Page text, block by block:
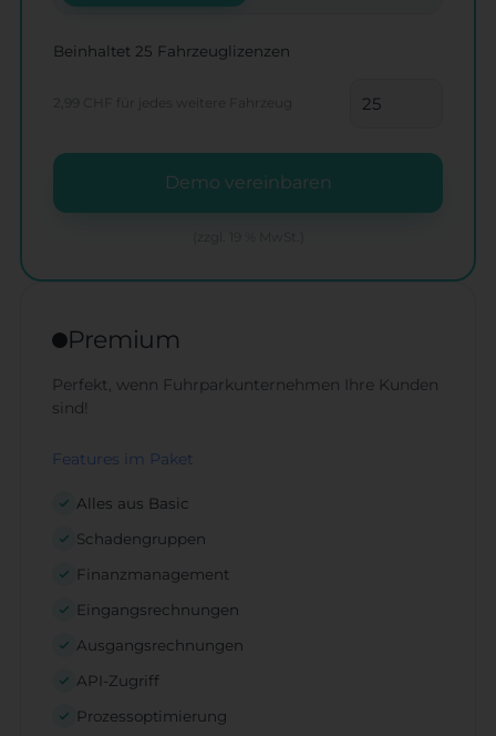
Beinhaltet 25 Fahrzeuglizenzen
2,99 CHF für jedes weitere Fahrzeug
Demo vereinbaren
Premium
Perfekt, wenn Fuhrparkunternehmen Ihre Kunden
sind!
Features im Paket
Alles aus Basic
Schadengruppen
Finanzmanagement
Eingangsrechnungen
Ausgangsrechnungen
API-Zugriff
Prozessoptimierung